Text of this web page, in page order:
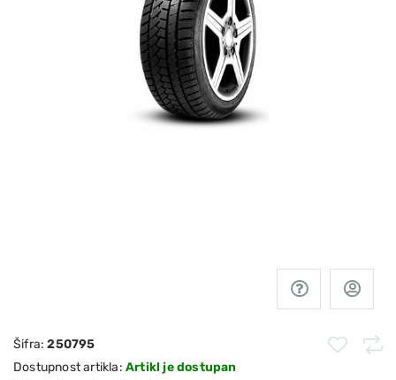
Šifra:250795
Dostupnost artikla: Artikl je dostupan